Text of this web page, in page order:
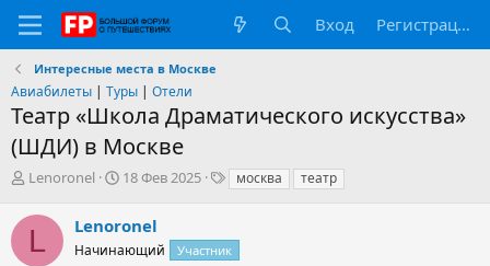
Вход Регистрация
Интересные места в Москве
Авиабилеты | Туры | Отели
Театр «Школа Драматического искусства»
(ШДИ) в Москве
А
т
о
р
Lenoronel
Д
а
н
18 Фев 2025
Т
и
москва театр
L Lenoronel
Начинающий Участник